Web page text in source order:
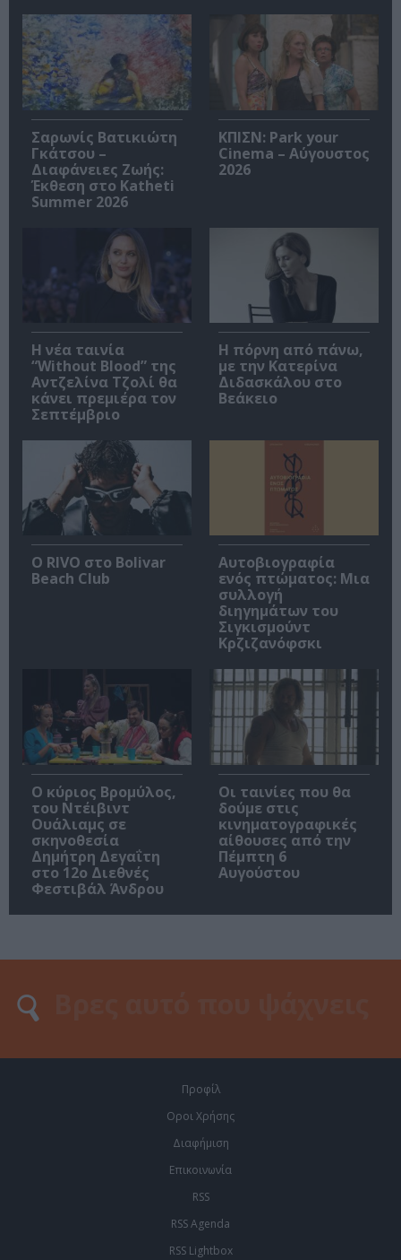
Σαρωνίς Βατικιώτη
Γκάτσου –
Διαφάνειες Ζωής:
Έκθεση στο Katheti
Summer 2026
ΚΠΙΣΝ: Park your
Cinema – Αύγουστος
2026
Η νέα ταινία
“Without Blood” της
Αντζελίνα Τζολί θα
κάνει πρεμιέρα τον
Σεπτέμβριο
Η πόρνη από πάνω,
με την Κατερίνα
Διδασκάλου στο
Βεάκειο
Ο RIVO στο Bolivar
Beach Club
Αυτοβιογραφία
ενός πτώματος: Μια
συλλογή
διηγημάτων του
Σιγκισμούντ
Κρζιζανόφσκι
O κύριος Βρομύλος,
του Ντέιβιντ
Ουάλιαμς σε
σκηνοθεσία
Δημήτρη Δεγαΐτη
στο 12ο Διεθνές
Φεστιβάλ Άνδρου
Οι ταινίες που θα
δούμε στις
κινηματογραφικές
αίθουσες από την
Πέμπτη 6
Αυγούστου
Προφίλ
Οροι Χρήσης
Διαφήμιση
Επικοινωνία
RSS
RSS Agenda
RSS Lightbox